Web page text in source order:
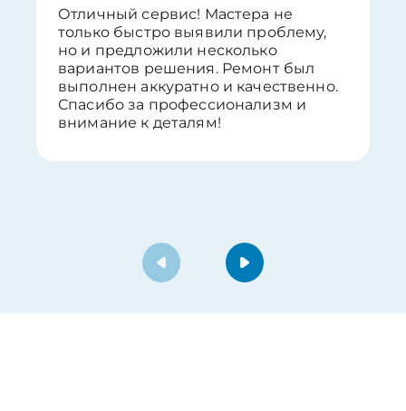
Отличный сервис! Мастера не
только быстро выявили проблему,
но и предложили несколько
вариантов решения. Ремонт был
выполнен аккуратно и качественно.
Спасибо за профессионализм и
внимание к деталям!